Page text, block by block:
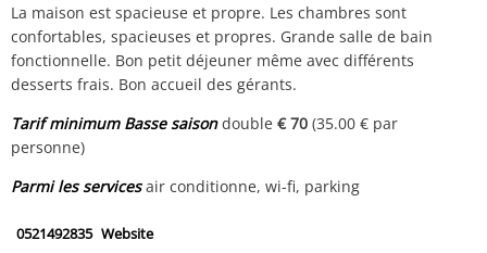
La maison est spacieuse et propre. Les chambres sont
confortables, spacieuses et propres. Grande salle de bain
fonctionnelle. Bon petit déjeuner même avec différents
desserts frais. Bon accueil des gérants.
Tarif minimum Basse saisondouble€ 70 (35.00 € par
personne)
Parmi les servicesair conditionne, wi-fi, parking
0521492835 Website